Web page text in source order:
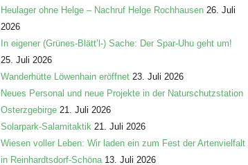
Heulager ohne Helge – Nachruf Helge Rochhausen 26. Juli
2026
In eigener (Grünes-Blätt’l-) Sache: Der Spar-Uhu geht um!
25. Juli 2026
Wanderhütte Löwenhain eröffnet 23. Juli 2026
Neues Personal und neue Projekte in der Naturschutzstation
Osterzgebirge 21. Juli 2026
Solarpark-Salamitaktik 21. Juli 2026
Wiesen voller Leben: Wir laden ein zum Fest der Artenvielfalt
in Reinhardtsdorf-Schöna 13. Juli 2026